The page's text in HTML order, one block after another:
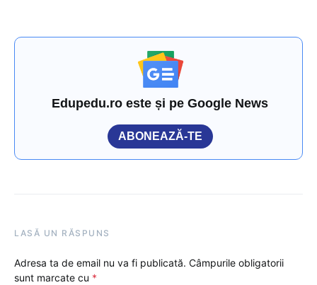
Edupedu.ro este și pe Google News
ABONEAZĂ-TE
LASĂ UN RĂSPUNS
Adresa ta de email nu va fi publicată. Câmpurile obligatorii
sunt marcate cu *